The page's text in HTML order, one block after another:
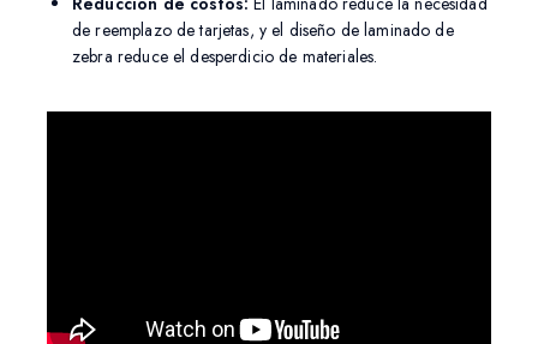
de reemplazo de tarjetas, y el diseño de laminado de
zebra reduce el desperdicio de materiales.